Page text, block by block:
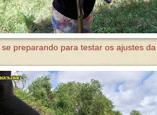
se preparando para testar os ajustes